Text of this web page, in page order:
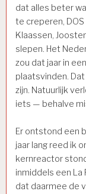
dat alles beter
te creperen,
Klaassen,
slepen. Het
zou dat jaar in
plaatsvinden.
zijn. Natuurlijk
iets — behalve
Er ontstond een
jaar lang reed ik
kernreactor
inmiddels een La
dat daarmee de